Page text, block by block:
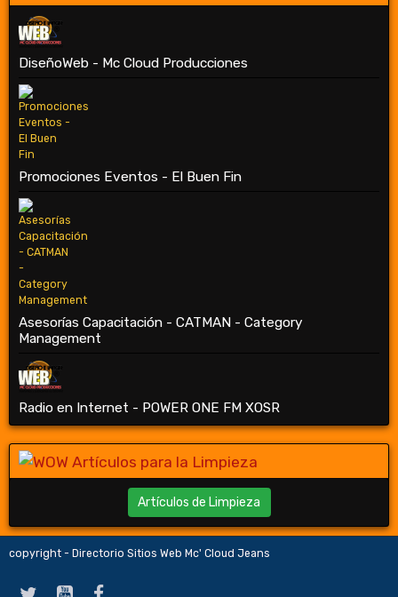
DiseñoWeb - Mc Cloud Producciones
Promociones Eventos - El Buen Fin
Asesorías Capacitación - CATMAN - Category
Management
Radio en Internet - POWER ONE FM XOSR
Artículos de Limpieza
copyright - Directorio Sitios Web Mc' Cloud Jeans